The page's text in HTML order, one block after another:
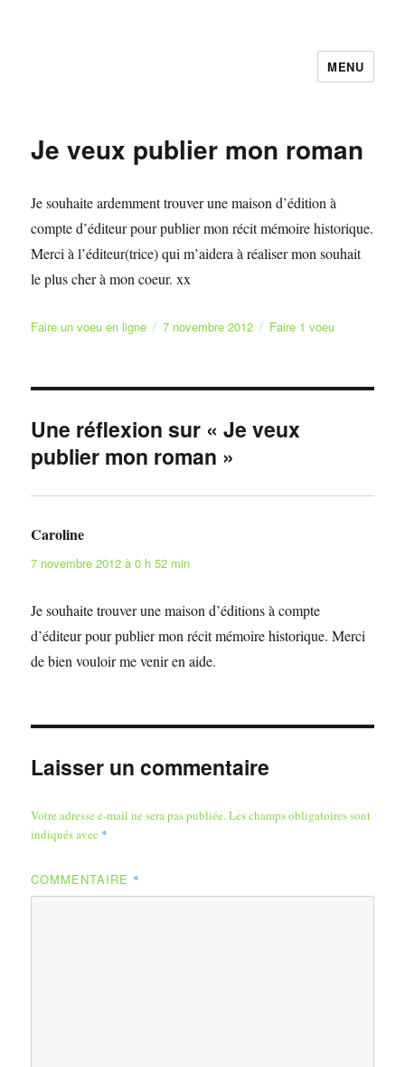
Faire et Ecrire un voeu gratuitement
MENU
Je veux publier mon roman
Je souhaite ardemment trouver une maison d’édition à
compte d’éditeur pour publier mon récit mémoire historique.
Merci à l’éditeur(trice) qui m’aidera à réaliser mon souhait
le plus cher à mon coeur. xx
Auteur
Faire un voeu en ligne
Publié
7 novembre 2012 Catégories
Faire 1 voeu
Une réflexion sur « Je veux
publier mon roman »
Caroline
7 novembre 2012 à 0 h 52 min
Je souhaite trouver une maison d’éditions à compte
d’éditeur pour publier mon récit mémoire historique. Merci
de bien vouloir me venir en aide.
Laisser un commentaire
Votre adresse e-mail ne sera pas publiée.Les champs obligatoires sont
indiqués avec *
COMMENTAIRE *